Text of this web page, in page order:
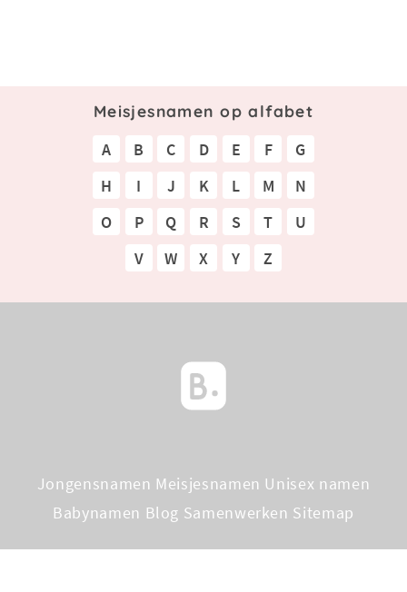
Meisjesnamen op alfabet
A B C D E F
G
H
I J K L M
N
O
P Q R S T
U
V
W X Y Z
Jongensnamen Meisjesnamen Unisex namen
Babynamen Blog Samenwerken Sitemap